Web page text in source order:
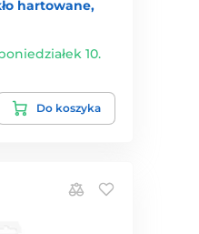
hartowane,
10.
Do koszyka